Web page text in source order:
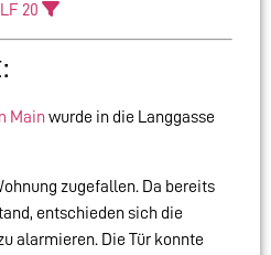
LF 20
Mainwurde in die Langgasse
zugefallen. Da bereits
entschieden sich die
alarmieren. Die Tür konnte